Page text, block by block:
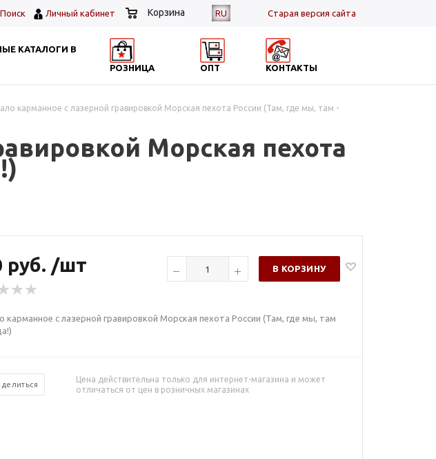
RU Cтарая версия сайта
Поиск Личный кабинет Корзина
КАТАЛОГИ В
РОЗНИЦА ОПТ КОНТАКТЫ
карманное с лазерной гравировкой Морская пехота России (Там, где мы, там -
Морская пехота
руб. /шт В КОРЗИНУ
карманное с лазерной гравировкой Морская пехота России (Там, где мы, там
Цена действительна только для интернет-магазина и может
отличаться от цен в розничных магазинах